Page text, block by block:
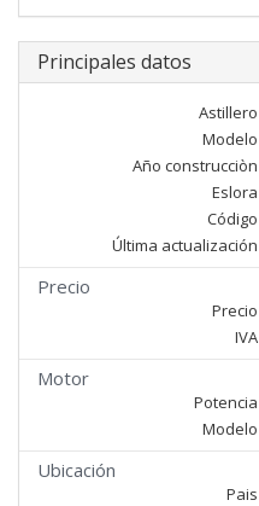
Principales datos
Astillero
Modelo
Año construcciòn
Eslora
Código
Última actualización
Precio
Precio
IVA
Motor
Potencia
Modelo
Ubicación
Pais